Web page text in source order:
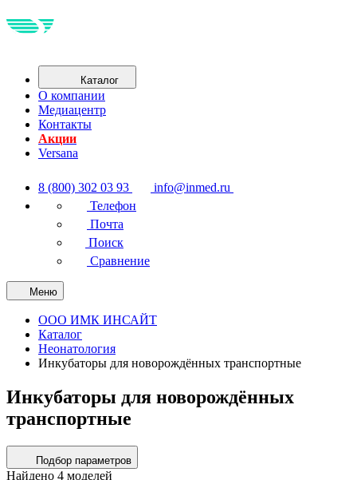
Каталог
О компании
Медиацентр
Контакты
Акции
Versana
8 (800) 302 03 93
info@inmed.ru
Телефон
Почта
Поиск
Сравнение
Меню
ООО ИМК ИНСАЙТ
Каталог
Неонатология
Инкубаторы для новорождённых транспортные
Инкубаторы для новорождённых
транспортные
Подбор параметров
Найдено 4 моделей